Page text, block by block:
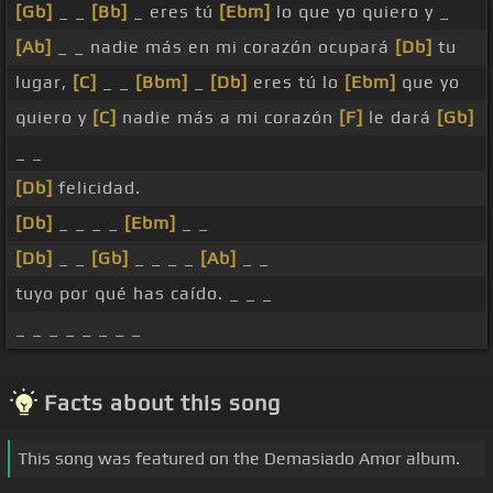
[Gb]
[Bb] _ eres tú [Ebm] lo que yo quiero y _
[Ab]
_ _ nadie más en mi corazón ocupará [Db] tu
lugar, [C] [Bbm] [Db] eres tú lo [Ebm] que yo
quiero y [C] nadie más a mi corazón [F] le dará [Gb]
[Db] felicidad.
[Db]
[Ebm]
[Db]
[Gb] [Ab]
tuyo por qué has caído. _ _ _
Facts about this song
This song was featured on the Demasiado Amor album.